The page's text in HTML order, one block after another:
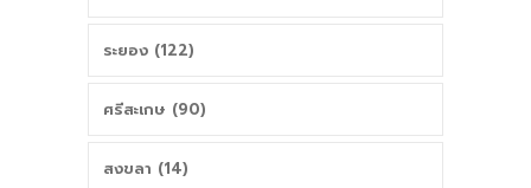
ระยอง (122)
ศรีสะเกษ (90)
สงขลา (14)